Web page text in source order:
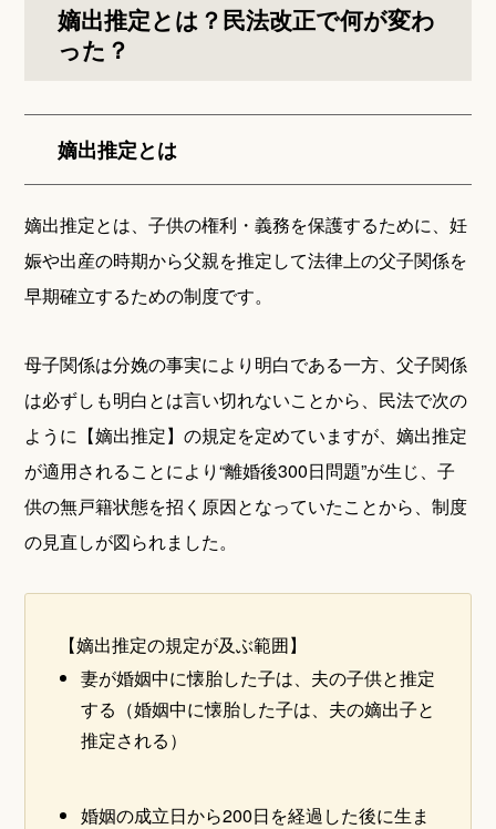
嫡出推定とは？民法改正で何が変わ
った？
嫡出推定とは
嫡出推定とは、子供の権利・義務を保護するために、妊
娠や出産の時期から父親を推定して法律上の父子関係を
早期確立するための制度です。
母子関係は分娩の事実により明白である一方、父子関係
は必ずしも明白とは言い切れないことから、民法で次の
ように【嫡出推定】の規定を定めていますが、嫡出推定
が適用されることにより“離婚後300日問題”が生じ、子
供の無戸籍状態を招く原因となっていたことから、制度
の見直しが図られました。
【嫡出推定の規定が及ぶ範囲】
妻が婚姻中に懐胎した子は、夫の子供と推定
する（婚姻中に懐胎した子は、夫の嫡出子と
推定される）
婚姻の成立日から200日を経過した後に生ま